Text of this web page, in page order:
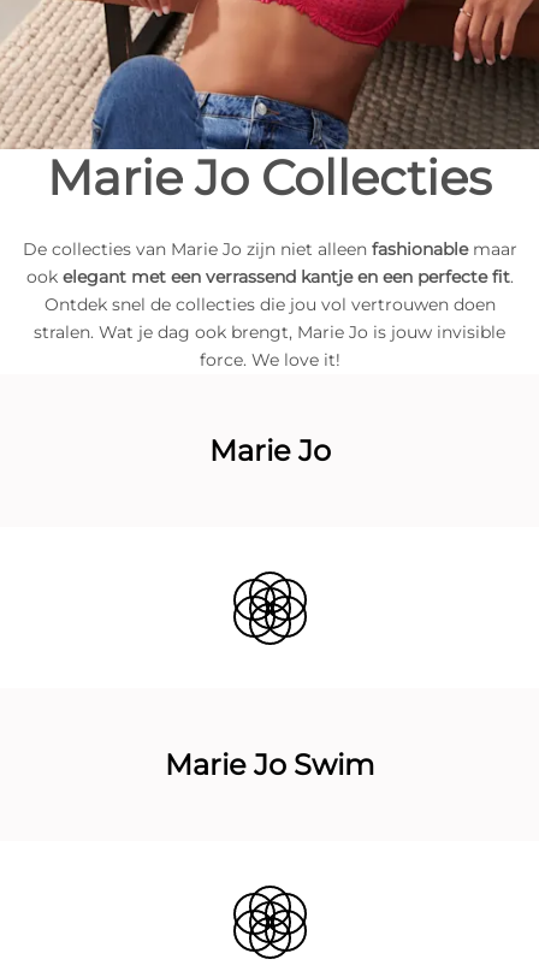
Marie Jo Collecties
De collecties van Marie Jo zijn niet alleen fashionablemaar
ook elegant met een verrassend kantje en een perfecte fit.
Ontdek snel de collecties die jou vol vertrouwen doen
stralen. Wat je dag ook brengt, Marie Jo is jouw invisible
force. We love it!
Marie Jo
Marie Jo Swim